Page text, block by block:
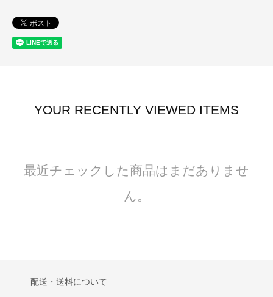
YOUR RECENTLY VIEWED ITEMS
最近チェックした商品はまだありませ
ん。
配送・送料について